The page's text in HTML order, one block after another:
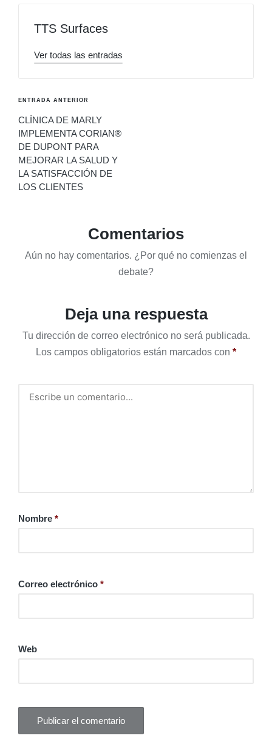
TTS Surfaces
Ver todas las entradas
ENTRADA ANTERIOR
CLÍNICA DE MARLY
IMPLEMENTA CORIAN®
DE DUPONT PARA
MEJORAR LA SALUD Y
LA SATISFACCIÓN DE
LOS CLIENTES
Comentarios
Aún no hay comentarios. ¿Por qué no comienzas el
debate?
Deja una respuesta
Tu dirección de correo electrónico no será publicada.
Los campos obligatorios están marcados con *
Nombre *
Correo electrónico *
Web